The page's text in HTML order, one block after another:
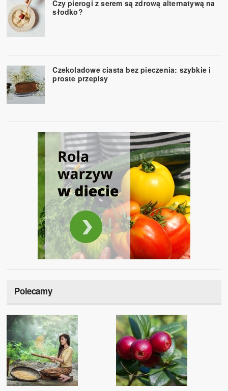
Czy pierogi z serem są zdrową alternatywą na
słodko?
Czekoladowe ciasta bez pieczenia: szybkie i
proste przepisy
Polecamy